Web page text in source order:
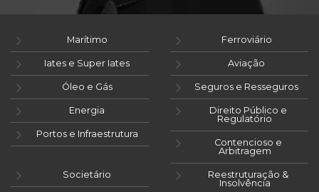
Marítimo
Iates e Super Iates
Óleo e Gás
Energia
Portos e Infraestrutura
Ferroviário
Aviação
Seguros e Resseguros
Direito Público e
Regulatório
Contencioso e
Arbitragem
Societário
Reestruturação &
Insolvência